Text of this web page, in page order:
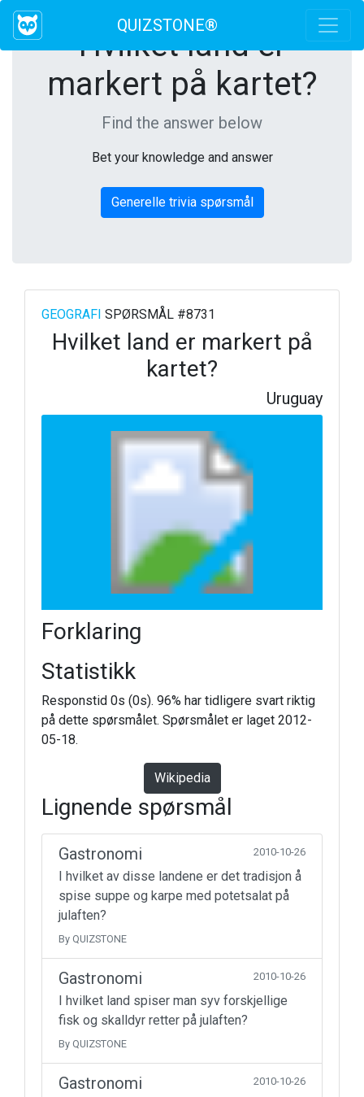
QUIZSTONE®
Hvilket land er
markert på kartet?
Find the answer below
Bet your knowledge and answer
Generelle trivia spørsmål
GEOGRAFI SPØRSMÅL #8731
Hvilket land er markert på
kartet?
Uruguay
Forklaring
Statistikk
Responstid 0s (0s). 96% har tidligere svart riktig
på dette spørsmålet. Spørsmålet er laget 2012-
05-18.
Wikipedia
Lignende spørsmål
Gastronomi 2010-10-26
I hvilket av disse landene er det tradisjon å
spise suppe og karpe med potetsalat på
julaften?
By QUIZSTONE
Gastronomi 2010-10-26
I hvilket land spiser man syv forskjellige
fisk og skalldyr retter på julaften?
By QUIZSTONE
Gastronomi 2010-10-26